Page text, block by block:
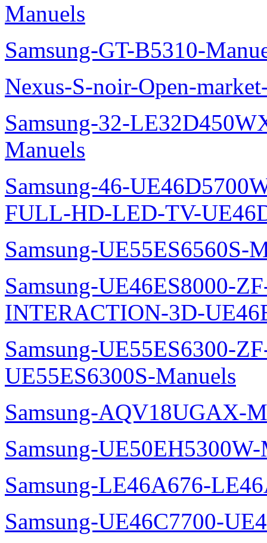
Manuels
Samsung-GT-B5310-
Nexus-S-noir-Open-
Samsung-32-
Manuels
Samsung-46-
FULL-HD-LED-TV-
Samsung-UE55ES6560S-
Samsung-UE46ES8000-
INTERACTION-3D-
Samsung-UE55ES6300-
UE55ES6300S-Manuels
Samsung-AQV18UGAX-
Samsung-UE50EH5300W-
Samsung-LE46A676-
Samsung-UE46C7700-